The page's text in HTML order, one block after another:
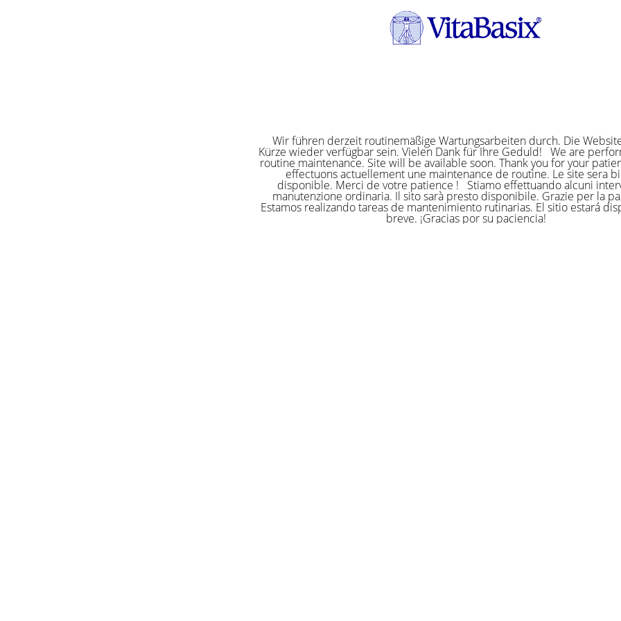
Wir führen derzeit routinemäßige Wartungsarbeiten durch. Die
Kürze wieder verfügbar sein. Vielen Dank für Ihre Geduld! We are
routine maintenance. Site will be available soon. Thank you for your
effectuons actuellement une maintenance de routine. Le site sera
disponible. Merci de votre patience ! Stiamo effettuando alcuni
manutenzione ordinaria. Il sito sarà presto disponibile. Grazie per la
Estamos realizando tareas de mantenimiento rutinarias. El sitio estará
breve. ¡Gracias por su paciencia!